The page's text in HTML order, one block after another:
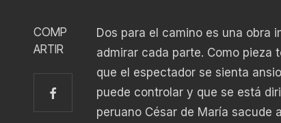
COMP
ARTIR
Dos para el camino es una obra
admirar cada parte. Como pieza
que el espectador se sienta
puede controlar y que se está
peruano César de María sacude